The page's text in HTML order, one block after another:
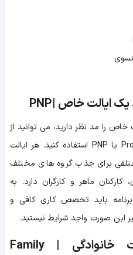
خاص را مد نظر دارید، می توانید از
برنامه مهاجرتی Provincial nominees یا PNP استفاده کنید. هر ایالت
برای جذب گروه های مختلف
کارکنان ماهر و کارگران دارد. به
باید تخصص کاری کافی و
این صورت واجد شرایط نیستید.
6- مهاجرت با حمایت خانوادگی | Family